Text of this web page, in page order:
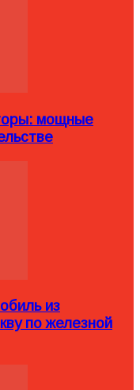
мощные
из
по железной